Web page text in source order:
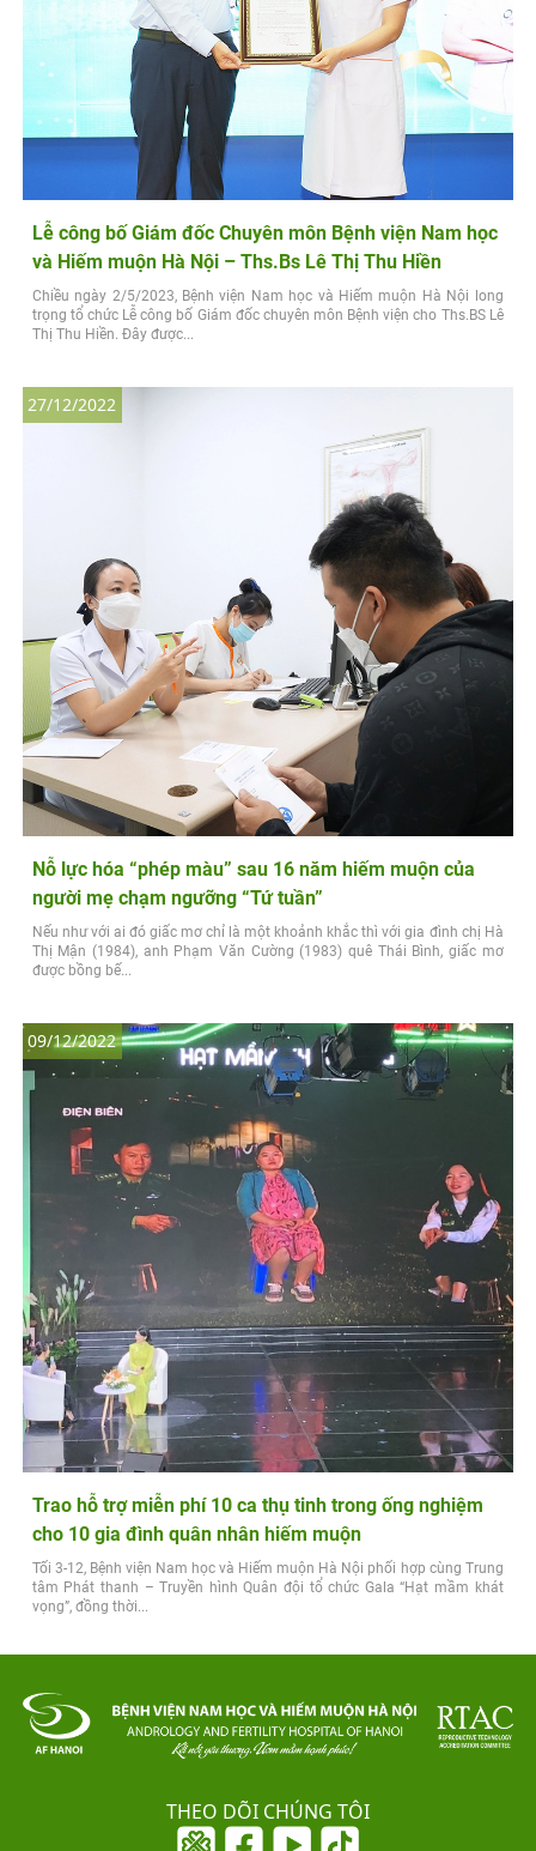
Lễ công bố Giám đốc Chuyên môn Bệnh viện Nam học
và Hiếm muộn Hà Nội – Ths.Bs Lê Thị Thu Hiền
Chiều ngày 2/5/2023, Bệnh viện Nam học và Hiếm muộn Hà Nội long
trọng tổ chức Lễ công bố Giám đốc chuyên môn Bệnh viện cho Ths.BS Lê
Thị Thu Hiền. Đây được...
Nỗ lực hóa “phép màu” sau 16 năm hiếm muộn của
người mẹ chạm ngưỡng “Tứ tuần”
Nếu như với ai đó giấc mơ chỉ là một khoảnh khắc thì với gia đình chị Hà
Thị Mận (1984), anh Phạm Văn Cường (1983) quê Thái Bình, giấc mơ
được bồng bế...
27/12/2022
Trao hỗ trợ miễn phí 10 ca thụ tinh trong ống nghiệm
cho 10 gia đình quân nhân hiếm muộn
Tối 3-12, Bệnh viện Nam học và Hiếm muộn Hà Nội phối hợp cùng Trung
tâm Phát thanh – Truyền hình Quân đội tổ chức Gala “Hạt mầm khát
vọng”, đồng thời...
09/12/2022
THEO DÕI CHÚNG TÔI